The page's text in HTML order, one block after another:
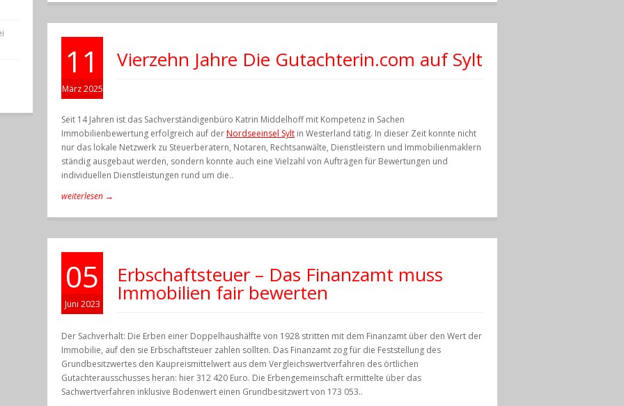
11
März 2025
Vierzehn Jahre Die Gutachterin.com auf Sylt
Seit 14 Jahren ist das Sachverständigenbüro Katrin Middelhoff mit Kompetenz in Sachen
Immobilienbewertung erfolgreich auf derNordseeinsel Sylt in Westerland tätig. In dieser Zeit konnte nicht
nur das lokale Netzwerk zu Steuerberatern, Notaren, Rechtsanwälte, Dienstleistern und Immobilienmaklern
ständig ausgebaut werden, sondern konnte auch eine Vielzahl von Aufträgen für Bewertungen und
individuellen Dienstleistungen rund um die..
weiterlesen →
05
Juni 2023
Erbschaftsteuer – Das Finanzamt muss
Immobilien fair bewerten
Der Sachverhalt: Die Erben einer Doppelhaushälfte von 1928 stritten mit dem Finanzamt über den Wert der
Immobilie, auf den sie Erbschaftsteuer zahlen sollten. Das Finanzamt zog für die Feststellung des
Grundbesitzwertes den Kaupreismittelwert aus dem Vergleichswertverfahren des örtlichen
Gutachterausschusses heran: hier 312 420 Euro. Die Erbengemeinschaft ermittelte über das
Sachwertverfahren inklusive Bodenwert einen Grundbesitzwert von 173 053..